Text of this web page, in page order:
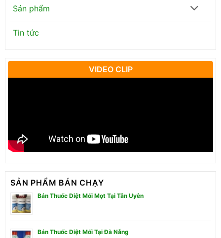
Sản phẩm
Tin tức
VIDEO CLIP
SẢN PHẨM BÁN CHẠY
Bán Thuốc Diệt Mối Mọt Tại Tân Uyên
Bán Thuốc Diệt Mối Tại Đà Nẵng